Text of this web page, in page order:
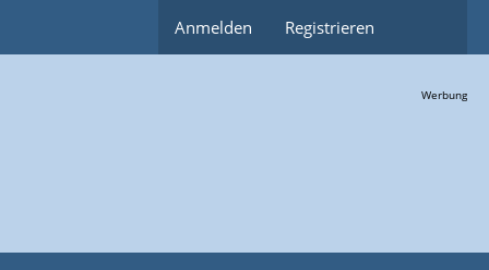
Anmelden Registrieren
Werbung